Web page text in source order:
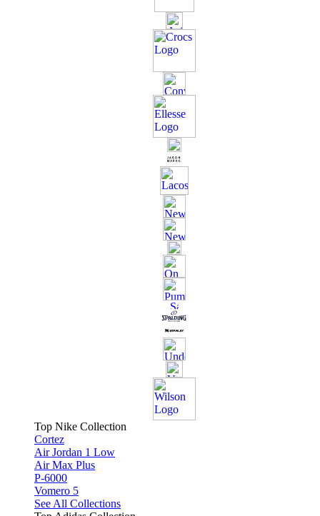
Top Nike Collection
Cortez
Air Jordan 1 Low
Air Max Plus
P-6000
Vomero 5
See All Collections